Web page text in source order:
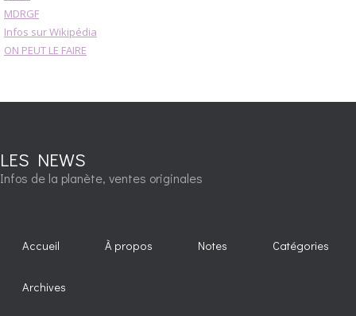
MDRGF
Infos sur Wikipédia
ON PEUT LE FAIRE
LES NEWS
Infos de la planète, ventes originales
Accueil À propos Notes Catégories
Archives